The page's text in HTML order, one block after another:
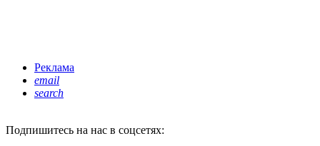
Реклама
email
search
Подпишитесь на нас в соцсетях: